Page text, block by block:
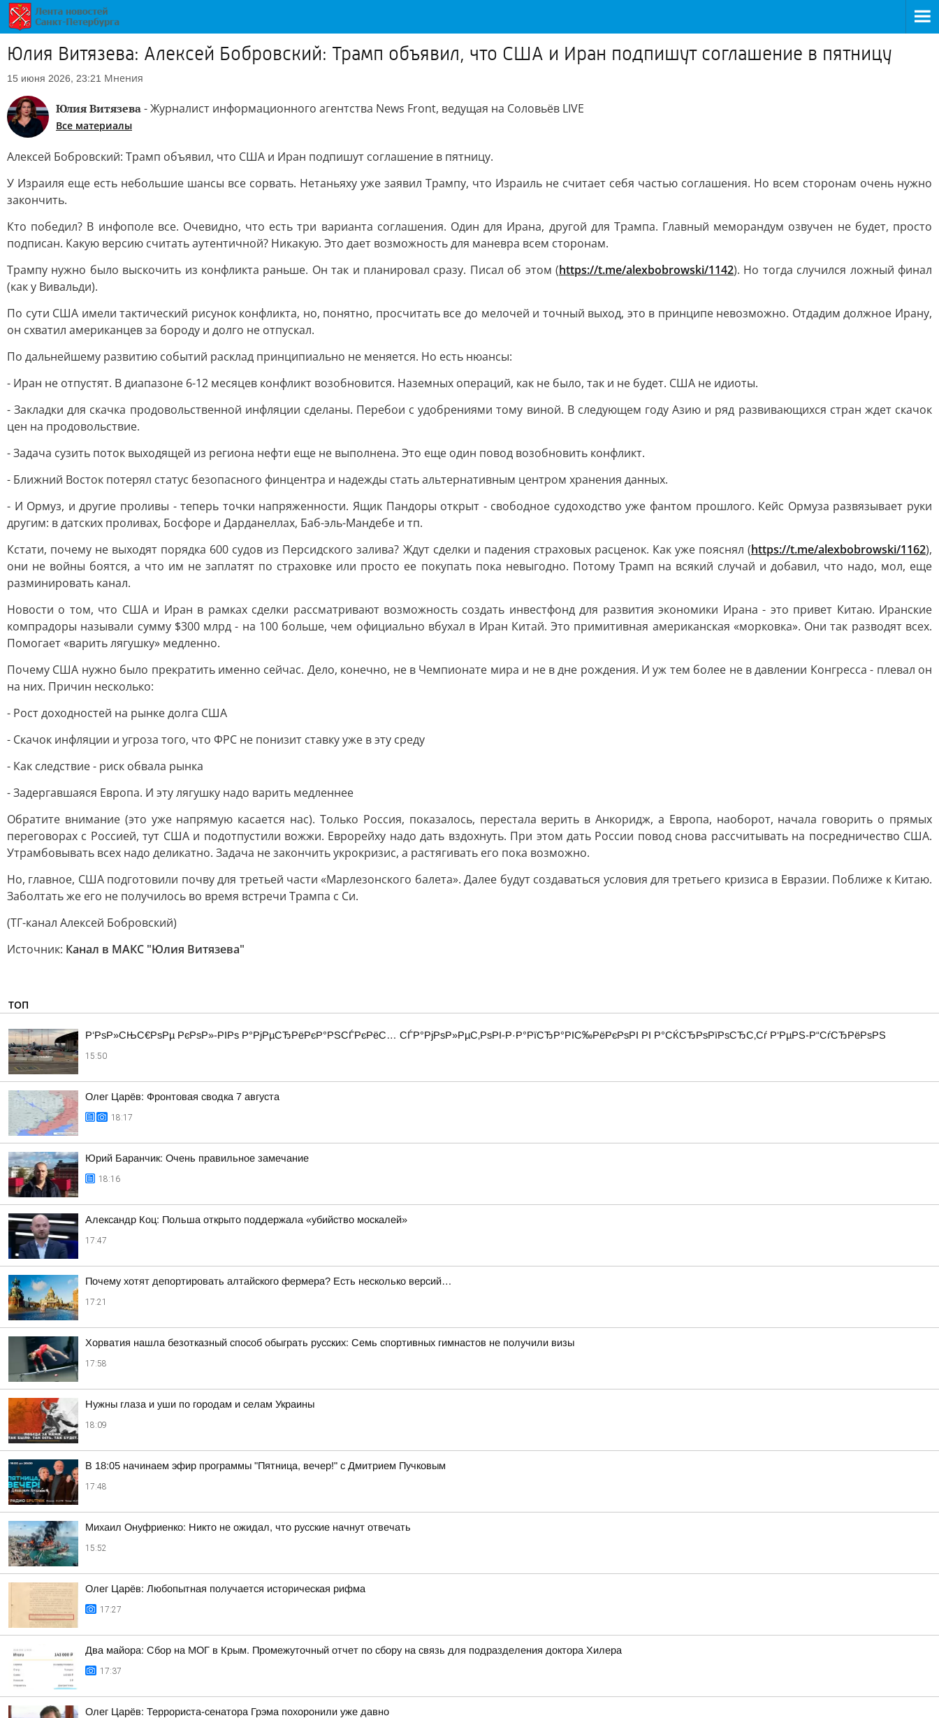
Юлия Витязева: Алексей Бобровский: Трамп объявил, что США и Иран подпишут соглашение в пятницу
15 июня 2026, 23:21 Мнения
Юлия Витязева- Журналист информационного агентства News Front, ведущая на Соловьёв LIVE
Все материалы
Алексей Бобровский: Трамп объявил, что США и Иран подпишут соглашение в пятницу.
У Израиля еще есть небольшие шансы все сорвать. Нетаньяху уже заявил Трампу, что Израиль не считает себя частью соглашения. Но всем сторонам очень нужно
закончить.
Кто победил? В инфополе все. Очевидно, что есть три варианта соглашения. Один для Ирана, другой для Трампа. Главный меморандум озвучен не будет, просто
подписан. Какую версию считать аутентичной? Никакую. Это дает возможность для маневра всем сторонам.
Трампу нужно было выскочить из конфликта раньше. Он так и планировал сразу. Писал об этом (https://t.me/alexbobrowski/1142). Но тогда случился ложный финал
(как у Вивальди).
По сути США имели тактический рисунок конфликта, но, понятно, просчитать все до мелочей и точный выход, это в принципе невозможно. Отдадим должное Ирану,
он схватил американцев за бороду и долго не отпускал.
По дальнейшему развитию событий расклад принципиально не меняется. Но есть нюансы:
- Иран не отпустят. В диапазоне 6-12 месяцев конфликт возобновится. Наземных операций, как не было, так и не будет. США не идиоты.
- Закладки для скачка продовольственной инфляции сделаны. Перебои с удобрениями тому виной. В следующем году Азию и ряд развивающихся стран ждет скачок
цен на продовольствие.
- Задача сузить поток выходящей из региона нефти еще не выполнена. Это еще один повод возобновить конфликт.
- Ближний Восток потерял статус безопасного финцентра и надежды стать альтернативным центром хранения данных.
- И Ормуз, и другие проливы - теперь точки напряженности. Ящик Пандоры открыт - свободное судоходство уже фантом прошлого. Кейс Ормуза развязывает руки
другим: в датских проливах, Босфоре и Дарданеллах, Баб-эль-Мандебе и тп.
Кстати, почему не выходят порядка 600 судов из Персидского залива? Ждут сделки и падения страховых расценок. Как уже пояснял (https://t.me/alexbobrowski/1162),
они не войны боятся, а что им не заплатят по страховке или просто ее покупать пока невыгодно. Потому Трамп на всякий случай и добавил, что надо, мол, еще
разминировать канал.
Новости о том, что США и Иран в рамках сделки рассматривают возможность создать инвестфонд для развития экономики Ирана - это привет Китаю. Иранские
компрадоры называли сумму $300 млрд - на 100 больше, чем официально вбухал в Иран Китай. Это примитивная американская «морковка». Они так разводят всех.
Помогает «варить лягушку» медленно.
Почему США нужно было прекратить именно сейчас. Дело, конечно, не в Чемпионате мира и не в дне рождения. И уж тем более не в давлении Конгресса - плевал он
на них. Причин несколько:
- Рост доходностей на рынке долга США
- Скачок инфляции и угроза того, что ФРС не понизит ставку уже в эту среду
- Как следствие - риск обвала рынка
- Задергавшаяся Европа. И эту лягушку надо варить медленнее
Обратите внимание (это уже напрямую касается нас). Только Россия, показалось, перестала верить в Анкоридж, а Европа, наоборот, начала говорить о прямых
переговорах с Россией, тут США и подотпустили вожжи. Еврорейху надо дать вздохнуть. При этом дать России повод снова рассчитывать на посредничество США.
Утрамбовывать всех надо деликатно. Задача не закончить укрокризис, а растягивать его пока возможно.
Но, главное, США подготовили почву для третьей части «Марлезонского балета». Далее будут создаваться условия для третьего кризиса в Евразии. Поближе к Китаю.
Заболтать же его не получилось во время встречи Трампа с Си.
(ТГ-канал Алексей Бобровский)
Источник: Канал в МАКС "Юлия Витязева"
ТОП
Р‘РѕР»СЊС€РѕРµ РєРѕР»-РІРѕ Р°РјРµСЂРёРєР°РЅСЃРєРёС… СЃР°РјРѕР»РµС‚РѕРІ-Р·Р°РїСЂР°РІС‰РёРєРѕРІ РІ Р°СЌСЂРѕРїРѕСЂС‚Сѓ Р‘РµРЅ-Р“СѓСЂРёРѕРЅ
15:50
Олег Царёв: Фронтовая сводка 7 августа
18:17
Юрий Баранчик: Очень правильное замечание
18:16
Александр Коц: Польша открыто поддержала «убийство москалей»
17:47
Почему хотят депортировать алтайского фермера? Есть несколько версий…
17:21
Хорватия нашла безотказный способ обыграть русских: Семь спортивных гимнастов не получили визы
17:58
Нужны глаза и уши по городам и селам Украины
18:09
В 18:05 начинаем эфир программы "Пятница, вечер!" с Дмитрием Пучковым
17:48
Михаил Онуфриенко: Никто не ожидал, что русские начнут отвечать
15:52
Олег Царёв: Любопытная получается историческая рифма
17:27
Два майора: Сбор на МОГ в Крым. Промежуточный отчет по сбору на связь для подразделения доктора Хилера
17:37
Олег Царёв: Террориста-сенатора Грэма похоронили уже давно